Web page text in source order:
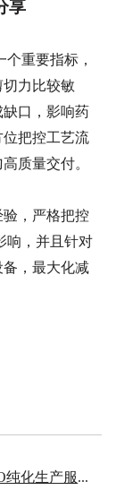
享
重要指标，
力比较敏
口，影响药
把控工艺流
质量交付。
，严格把控
响，并且针对
，最大化减
生产服务概览